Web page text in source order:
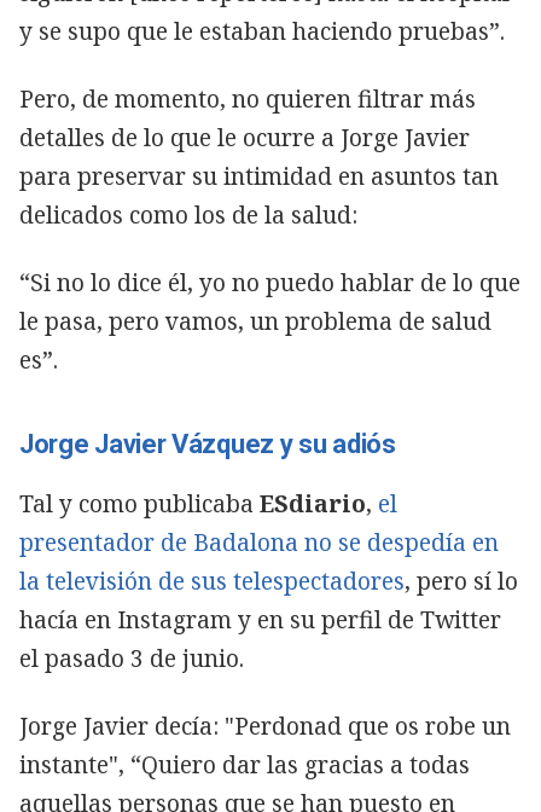
y se supo que le estaban haciendo pruebas”.
Pero, de momento, no quieren filtrar más
detalles de lo que le ocurre a Jorge Javier
para preservar su intimidad en asuntos tan
delicados como los de la salud:
“Si no lo dice él, yo no puedo hablar de lo que
le pasa, pero vamos, un problema de salud
es”.
Jorge Javier Vázquez y su adiós
Tal y como publicaba ESdiario, el
presentador de Badalona no se despedía en
la televisión de sus telespectadores, pero sí lo
hacía en Instagram y en su perfil de Twitter
el pasado 3 de junio.
Jorge Javier decía: "Perdonad que os robe un
instante", “Quiero dar las gracias a todas
aquellas personas que se han puesto en